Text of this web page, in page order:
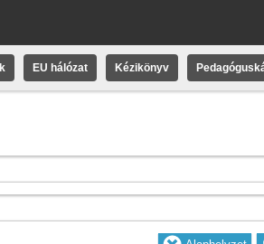
EU hálózat Kézikönyv